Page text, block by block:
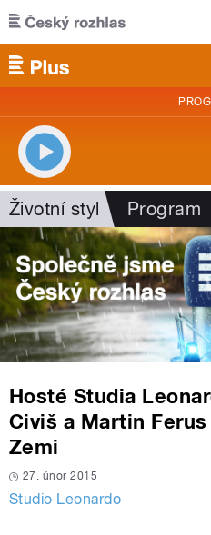
Přejít k hlavnímu obsahu
Životní styl Program
Hosté Studia
Civiš a Martin
Zemi
27. únor 2015
Studio Leonardo